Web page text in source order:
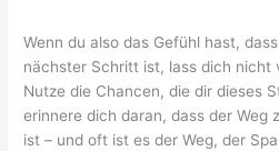
Wenn du also das Gefühl hast,
nächster Schritt ist, lass dich nicht
Nutze die Chancen, die dir dieses
erinnere dich daran, dass der Weg
ist – und oft ist es der Weg, der